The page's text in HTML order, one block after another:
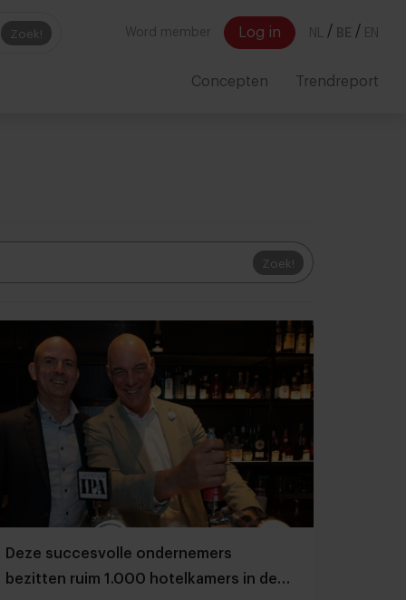
Zoek! Word member Log in NL / BE / EN
Concepten Trendreport
Zoek!
Deze succesvolle ondernemers
bezitten ruim 1.000 hotelkamers in de